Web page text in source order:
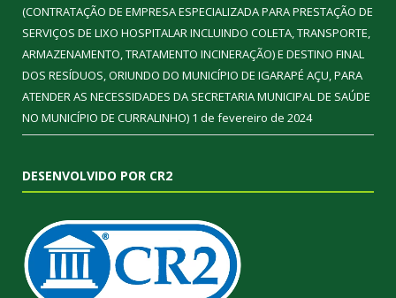
(CONTRATAÇÃO DE EMPRESA ESPECIALIZADA PARA PRESTAÇÃO DE
SERVIÇOS DE LIXO HOSPITALAR INCLUINDO COLETA, TRANSPORTE,
ARMAZENAMENTO, TRATAMENTO INCINERAÇÃO) E DESTINO FINAL
DOS RESÍDUOS, ORIUNDO DO MUNICÍPIO DE IGARAPÉ AÇU, PARA
ATENDER AS NECESSIDADES DA SECRETARIA MUNICIPAL DE SAÚDE
NO MUNICÍPIO DE CURRALINHO) 1 de fevereiro de 2024
DESENVOLVIDO POR CR2